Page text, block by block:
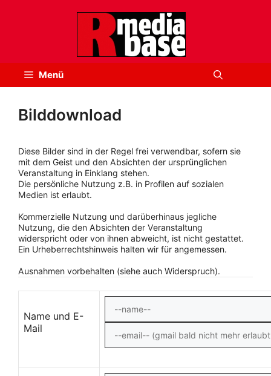
Menü
Bilddownload
Diese Bilder sind in der Regel frei verwendbar, sofern sie
mit dem Geist und den Absichten der ursprünglichen
Veranstaltung in Einklang stehen.
Die persönliche Nutzung z.B. in Profilen auf sozialen
Medien ist erlaubt.
Kommerzielle Nutzung und darüberhinaus jegliche
Nutzung, die den Absichten der Veranstaltung
widerspricht oder von ihnen abweicht, ist nicht gestattet.
Ein Urheberrechtshinweis halten wir für angemessen.
Ausnahmen vorbehalten (siehe auch Widerspruch).
Name und E-
Mail